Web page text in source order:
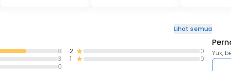
Lihat semua
8
3
0
2
0
1
0
Yuk,